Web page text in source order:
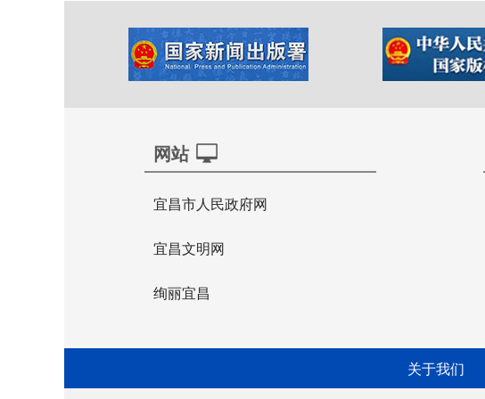
网站
宜昌市人民政府网
宜昌文明网
绚丽宜昌
关于我们